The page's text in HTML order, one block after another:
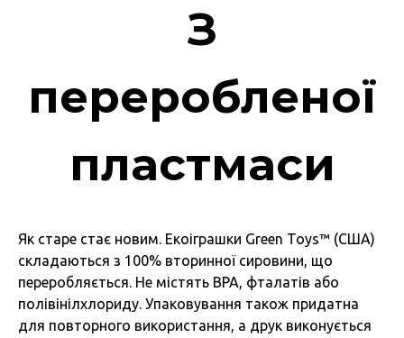
З
переробленої
пластмаси
Як старе стає новим. Екоіграшки Green Toys™ (США)
складаються з 100% вторинної сировини, що
переробляється. Не містять BPA, фталатів або
полівінілхлориду. Упаковування також придатна
для повторного використання, а друк виконується